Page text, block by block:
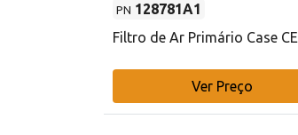
PN 128781A1
Filtro de Ar Primário Case CE
Ver Preço